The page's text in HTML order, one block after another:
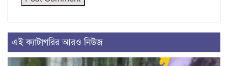
এই ক্যাটাগরির আরও নিউজ